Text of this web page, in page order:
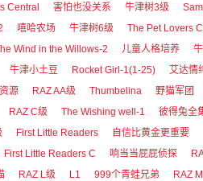
Central 害怕也没关系 牛津树3级
嘻哈农场 牛津树6级
The Pet Lovers
Wind in the Willows-2 儿童人格培养
牛津小土豆 Rocket Girl-1(1-25)
艾达情
源 RAZ AA级 Thumbelina
野猫军团
RAZ C级 The Wishing well-1
彼得兔全
First Little Readers
自信比黄金更重要
First Little Readers C 响当当屁屁侦探
RAZ L级 L1 999个青蛙兄弟
RAZ